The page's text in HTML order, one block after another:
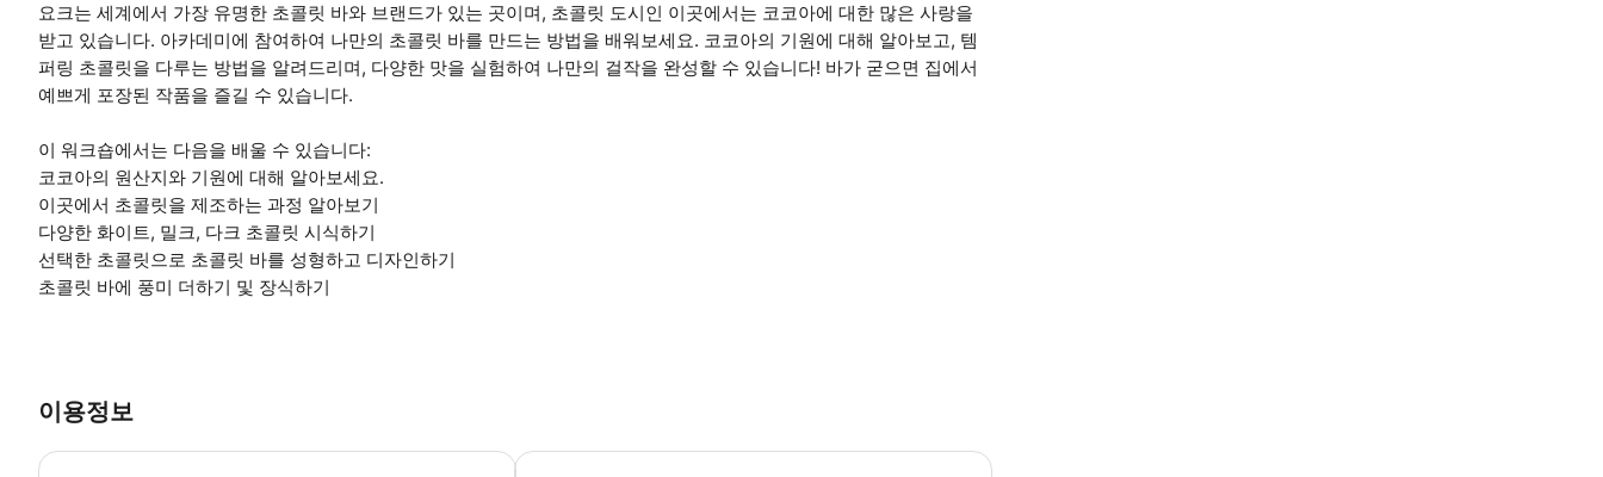
요크는 세계에서 가장 유명한 초콜릿 바와 브랜드가 있는 곳이며, 초콜릿 도시인 이곳에서는 코코아에 대한 많은 사랑을
받고 있습니다. 아카데미에 참여하여 나만의 초콜릿 바를 만드는 방법을 배워보세요. 코코아의 기원에 대해 알아보고, 템
퍼링 초콜릿을 다루는 방법을 알려드리며, 다양한 맛을 실험하여 나만의 걸작을 완성할 수 있습니다! 바가 굳으면 집에서
예쁘게 포장된 작품을 즐길 수 있습니다.
이 워크숍에서는 다음을 배울 수 있습니다:
코코아의 원산지와 기원에 대해 알아보세요.
이곳에서 초콜릿을 제조하는 과정 알아보기
다양한 화이트, 밀크, 다크 초콜릿 시식하기
선택한 초콜릿으로 초콜릿 바를 성형하고 디자인하기
초콜릿 바에 풍미 더하기 및 장식하기
이용정보
* 소요시간 : 60분 (옵션에 따라 소요 시간이 다를 수 있으니, 예약 시 확인 부탁드립니다.)